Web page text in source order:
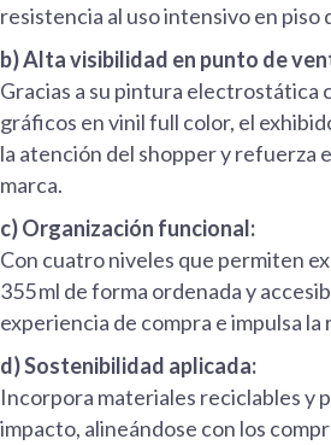
resistencia al uso intensivo en piso
b) Alta visibilidad en punto de
Gracias a su pintura electrostática
gráficos en vinil full color, el
la atención del shopper y refuerza
marca.
c) Organización funcional:
Con cuatro niveles que permiten
355 ml de forma ordenada y
experiencia de compra e impulsa
d) Sostenibilidad aplicada:
Incorpora materiales reciclables y
impacto, alineándose con los